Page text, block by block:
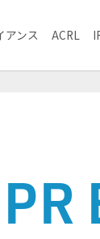
アンス ACRL
PR